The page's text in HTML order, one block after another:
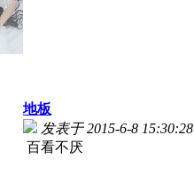
地板
发表于 2015-6-8 15:30:28
百看不厌